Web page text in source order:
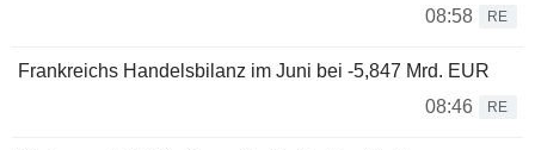
08:58
RE
Frankreichs Handelsbilanz im Juni bei -5,847 Mrd. EUR
08:46
RE